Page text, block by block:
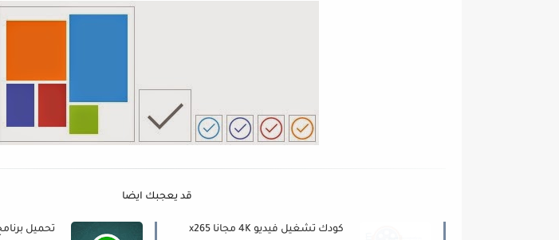
قد يعجبك ايضا
كودك تشغيل فيديو 4K مجانا x265